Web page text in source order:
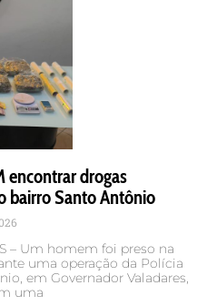
encontrar drogas
bairro Santo Antônio
– Um homem foi preso na
uma operação da Polícia
em Governador Valadares,
uma